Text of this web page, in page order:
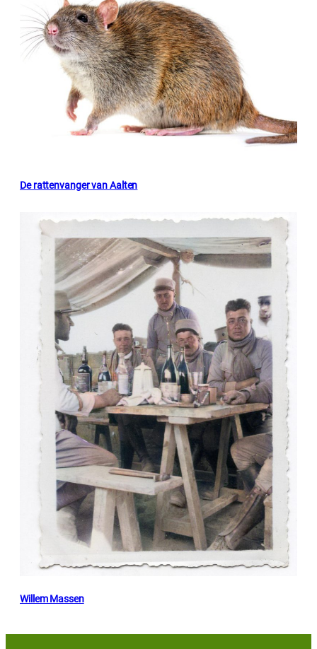
De rattenvanger van Aalten
Willem Massen